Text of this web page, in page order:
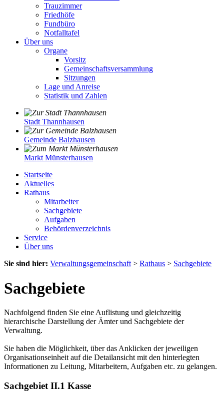
Trauzimmer
Friedhöfe
Fundbüro
Notfalltafel
Über uns
Organe
Vorsitz
Gemeinschaftsversammlung
Sitzungen
Lage und Anreise
Statistik und Zahlen
Stadt Thannhausen
Gemeinde Balzhausen
Markt Münsterhausen
Startseite
Aktuelles
Rathaus
Mitarbeiter
Sachgebiete
Aufgaben
Behördenverzeichnis
Service
Über uns
Sie sind hier: Verwaltungsgemeinschaft > Rathaus > Sachgebiete
Sachgebiete
Nachfolgend finden Sie eine Auflistung und gleichzeitig
hierarchische Darstellung der Ämter und Sachgebiete der
Verwaltung.
Sie haben die Möglichkeit, über das Anklicken der jeweiligen
Organisationseinheit auf die Detailansicht mit den hinterlegten
Informationen zu Leitung, Mitarbeitern, Aufgaben etc. zu gelangen.
Sachgebiet II.1 Kasse